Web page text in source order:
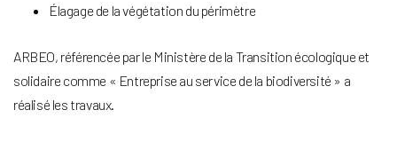
Élagage de la végétation du périmètre
ARBEO, référencée par le Ministère de la Transition écologique et
solidaire comme « Entreprise au service de la biodiversité » a
réalisé les travaux.